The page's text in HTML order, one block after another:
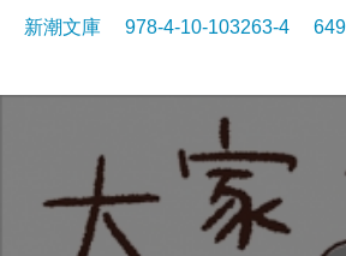
新潮文庫 978-4-10-103263-4